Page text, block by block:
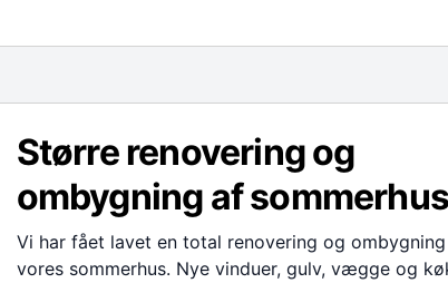
Større renovering og
ombygning af
Vi har fået lavet en total renovering og
vores sommerhus. Nye vinduer, gulv, vægge og